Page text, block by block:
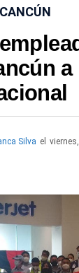
CANCÚN
Silva el